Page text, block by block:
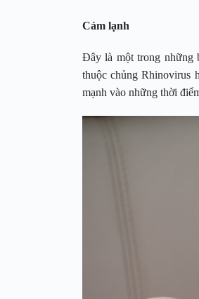
Cảm lạnh
Đây là một trong những
thuộc chủng Rhinovirus
mạnh vào những thời